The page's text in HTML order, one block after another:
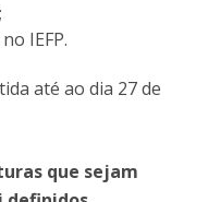
IEFP.
até ao dia 27 de
que sejam